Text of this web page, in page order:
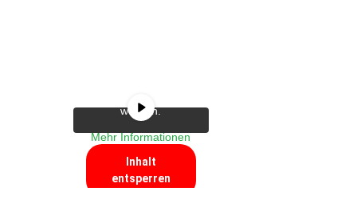
werden.
Mehr Informationen
Inhalt
entsperren